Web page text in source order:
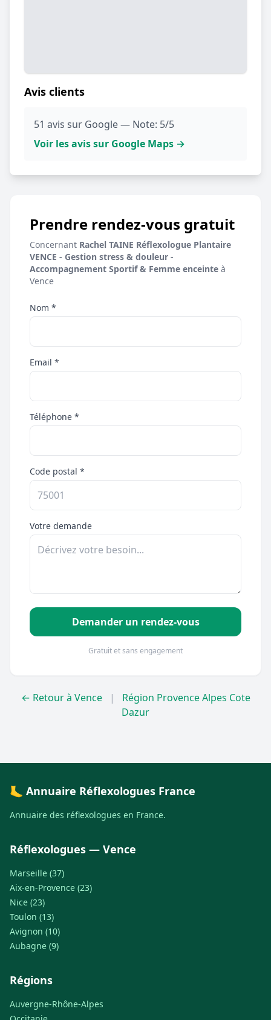
Avis clients
51 avis sur Google — Note: 5/5
Voir les avis sur Google Maps →
Prendre rendez-vous gratuit
Concernant Rachel TAINE Réflexologue Plantaire
VENCE - Gestion stress & douleur -
Accompagnement Sportif & Femme enceinte à
Vence
Nom *
Email *
Téléphone *
Code postal *
Votre demande
Demander un rendez-vous
Gratuit et sans engagement
← Retour à Vence |
Région Provence Alpes Cote
Dazur
🦶 Annuaire Réflexologues France
Annuaire des réflexologues en France.
Réflexologues — Vence
Marseille (37)
Aix-en-Provence (23)
Nice (23)
Toulon (13)
Avignon (10)
Aubagne (9)
Régions
Auvergne-Rhône-Alpes